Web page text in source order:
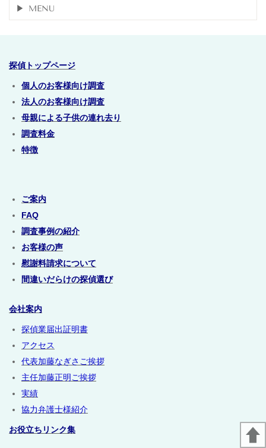
MENU
探偵トップページ
個人のお客様向け調査
法人のお客様向け調査
母親による子供の連れ去り
調査料金
特徴
ご案内
FAQ
調査事例の紹介
お客様の声
慰謝料請求について
間違いだらけの探偵選び
会社案内
探偵業届出証明書
アクセス
代表加藤なぎさご挨拶
主任加藤正明ご挨拶
実績
協力弁護士様紹介
お役立ちリンク集